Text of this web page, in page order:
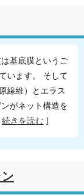
基底膜というご
います。 そして
線維）とエラス
がネット構造を
続きを読む ]